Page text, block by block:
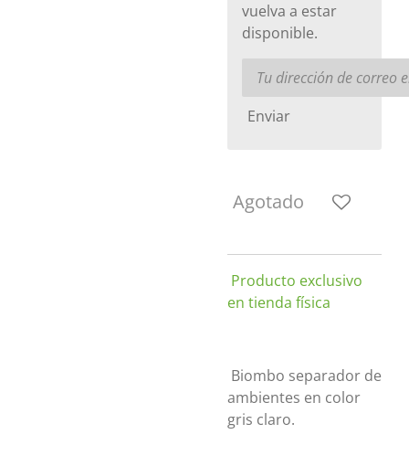
vuelva a estar
disponible.
Enviar
Agotado
Producto exclusivo
en tienda física
Biombo separador de
ambientes en color
gris claro.